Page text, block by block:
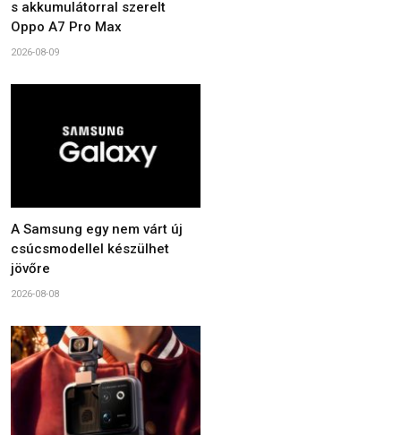
s akkumulátorral szerelt
Oppo A7 Pro Max
2026-08-09
A Samsung egy nem várt új
csúcsmodellel készülhet
jövőre
2026-08-08